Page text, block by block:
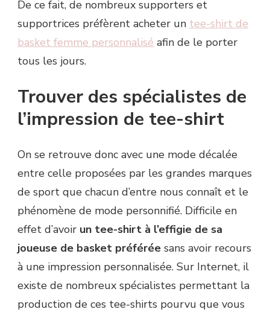
De ce fait, de nombreux supporters et
supportrices préfèrent acheter un tee-shirt de
basket femme personnalisé afin de le porter
tous les jours.
Trouver des spécialistes de
l’impression de tee-shirt
On se retrouve donc avec une mode décalée
entre celle proposées par les grandes marques
de sport que chacun d’entre nous connaît et le
phénomène de mode personnifié. Difficile en
effet d’avoir un tee-shirt à l’effigie de sa
joueuse de basket préférée sans avoir recours
à une impression personnalisée. Sur Internet, il
existe de nombreux spécialistes permettant la
production de ces tee-shirts pourvu que vous